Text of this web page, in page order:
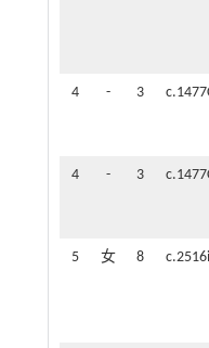
4 - 3
4 - 3
5 女 8